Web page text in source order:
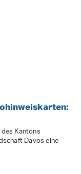
Kantons
Davos eine